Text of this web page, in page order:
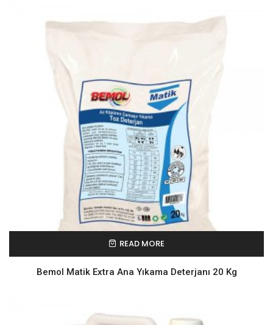
READ MORE
Bemol Matik Extra Ana Yıkama Deterjanı 20 Kg